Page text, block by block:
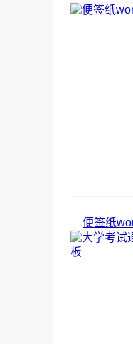
便签纸